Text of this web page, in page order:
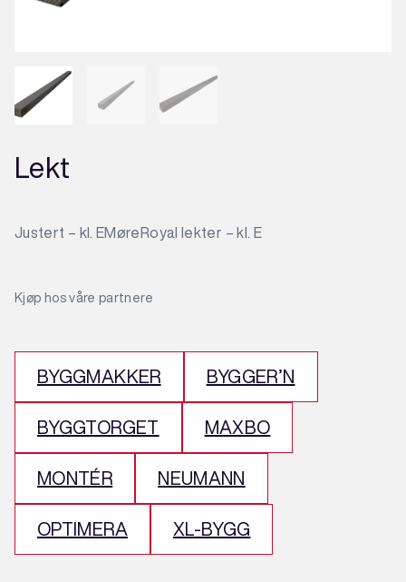
Lekt
Justert – kl. EMøreRoyal lekter – kl. E
Kjøp hos våre partnere
BYGGMAKKER BYGGER’N
BYGGTORGET MAXBO
MONTÉR NEUMANN
OPTIMERA XL-BYGG